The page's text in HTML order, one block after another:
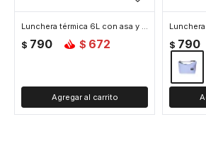
Lunchera térmica 6L con asa y correa ajustable - Verde
$ 790 $ 672 $ 790